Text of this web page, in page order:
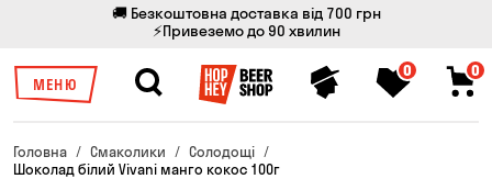
🚚 Безкоштовна доставка від 700 грн
⚡Привеземо до 90 хвилин
МЕНЮ
0 0
Головна Смаколики
Солодощі
Шоколад білий Vivani манго кокос 100г